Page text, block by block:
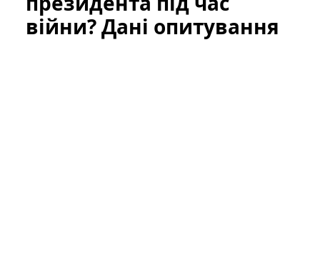
війни? Дані опитування